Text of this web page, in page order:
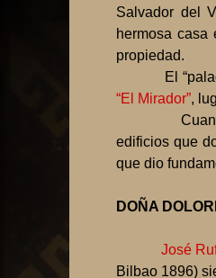
Salvador del
hermosa casa
propiedad.
El
“El Mirador”,
edificios que
que dio
DOÑA
José
Bilbao 1896)